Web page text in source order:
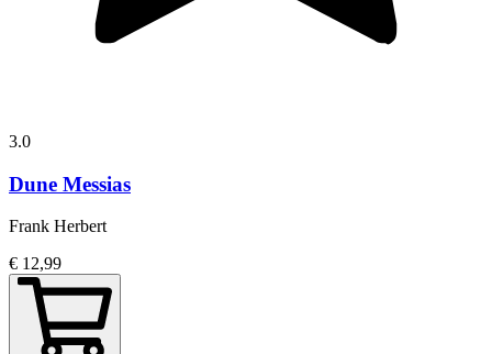
3.0
Dune Messias
Frank Herbert
€ 12,99